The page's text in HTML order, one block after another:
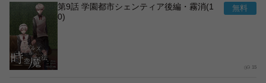
第9話 学園都市シェンティア後編・霧消(1
0)
15